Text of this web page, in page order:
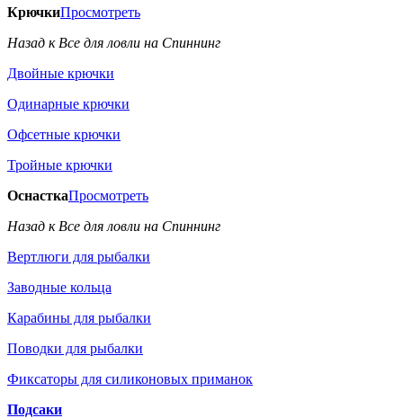
КрючкиПросмотреть
Назад к Все для ловли на Спиннинг
Двойные крючки
Одинарные крючки
Офсетные крючки
Тройные крючки
ОснасткаПросмотреть
Назад к Все для ловли на Спиннинг
Вертлюги для рыбалки
Заводные кольца
Карабины для рыбалки
Поводки для рыбалки
Фиксаторы для силиконовых приманок
Подсаки